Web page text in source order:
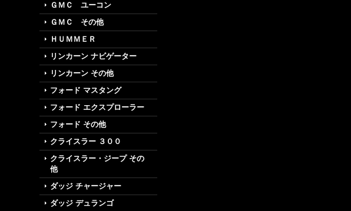
ＧＭＣ ユーコン
ＧＭＣ その他
ＨＵＭＭＥＲ
リンカーン ナビゲーター
リンカーン その他
フォード マスタング
フォード エクスプローラー
フォード その他
クライスラー ３００
クライスラー・ジープ その
他
ダッジ チャージャー
ダッジ デュランゴ